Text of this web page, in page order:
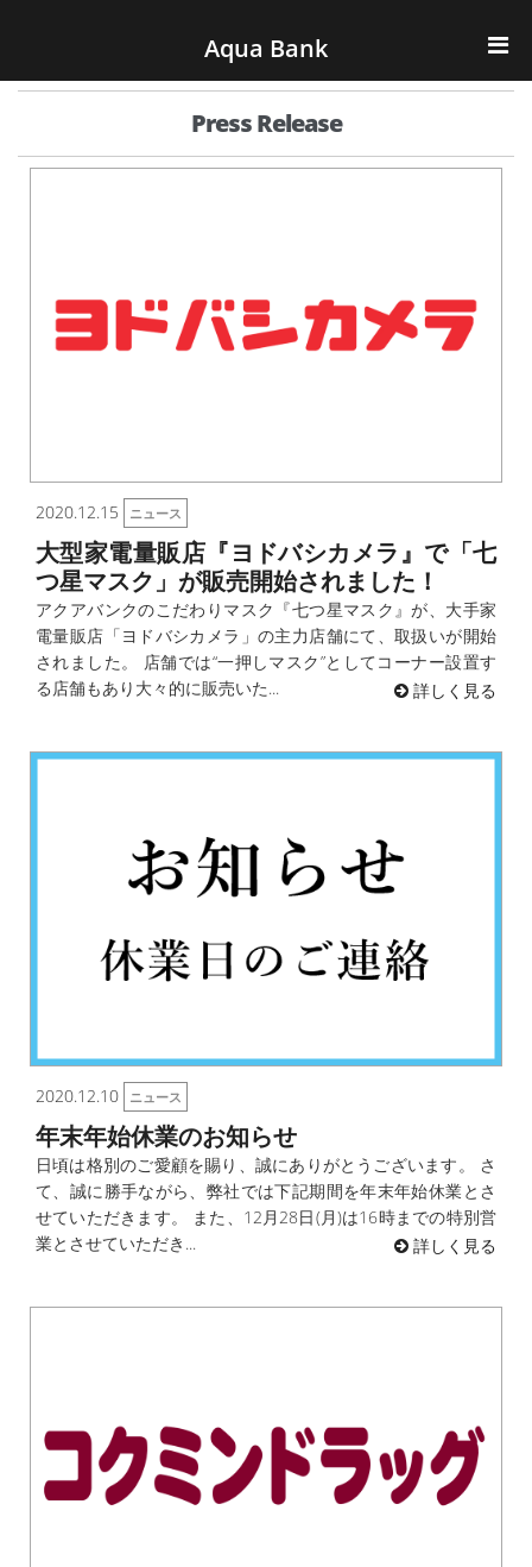
Aqua Bank
TOP
KENCOS・eye-cos
環境事業
Press Release
2020.12.15 ニュース
大型家電量販店『ヨドバシカメラ』で「七
つ星マスク」が販売開始されました！
アクアバンクのこだわりマスク『七つ星マスク』が、大手家
電量販店「ヨドバシカメラ」の主力店舗にて、取扱いが開始
されました。 店舗では“一押しマスク”としてコーナー設置す
る店舗もあり大々的に販売いた...
詳しく見る
2020.12.10 ニュース
年末年始休業のお知らせ
日頃は格別のご愛顧を賜り、誠にありがとうございます。 さ
て、誠に勝手ながら、弊社では下記期間を年末年始休業とさ
せていただきます。 また、12月28日(月)は16時までの特別営
業とさせていただき...
詳しく見る